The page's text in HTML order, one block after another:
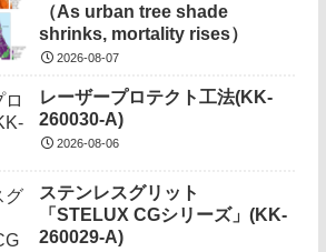
（As urban tree shade
shrinks, mortality rises）
2026-08-07
レーザープロテクト⼯法(KK-
260030-A)
2026-08-06
ステンレスグリット
「STELUX CGシリーズ」(KK-
260029-A)